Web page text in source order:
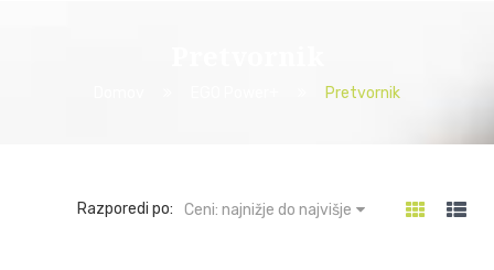
Pretvornik
Razporedi po: Ceni: najnižje do najvišje